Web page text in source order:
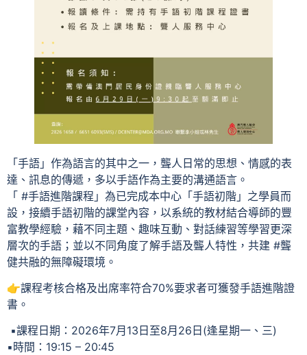
「手語」作為語言的其中之一，聾人日常的思想、情感的表
達、訊息的傳遞，多以手語作為主要的溝通語言。
「 #手語進階課程」為已完成本中心「手語初階」之學員而
設，接續手語初階的課堂內容，以系統的教材結合導師的豐
富教學經驗，藉不同主題、趣味互動、對話練習等學習更深
層次的手語；並以不同角度了解手語及聾人特性，共建 #聾
健共融的無障礙環境。
👉課程考核合格及出席率符合70%要求者可獲發手語進階證
書。
️ ▪️課程日期：2026年7月13日至8月26日(逢星期一、三)
▪️時間：19:15 – 20:45